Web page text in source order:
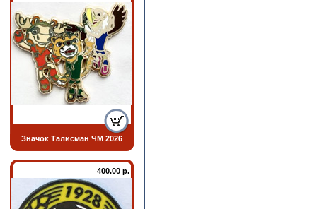
Значок Талисман ЧМ 2026
400.00 р.